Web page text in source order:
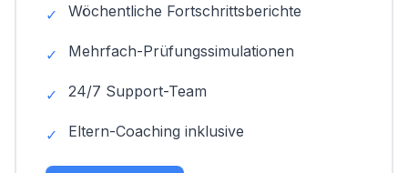
✓ Wöchentliche Fortschrittsberichte
✓ Mehrfach-Prüfungssimulationen
✓ 24/7 Support-Team
✓ Eltern-Coaching inklusive